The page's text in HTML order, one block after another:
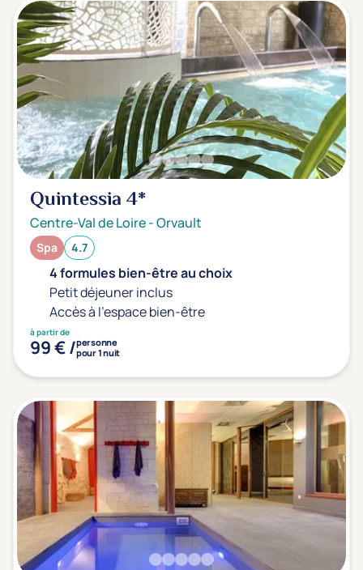
Quintessia4*
Centre-Val de Loire-Orvault
Spa 4.7
4 formules bien-être au choix
Petit déjeuner inclus
Accès à l'espace bien-être
à partir de
99 € /personne
pour 1 nuit